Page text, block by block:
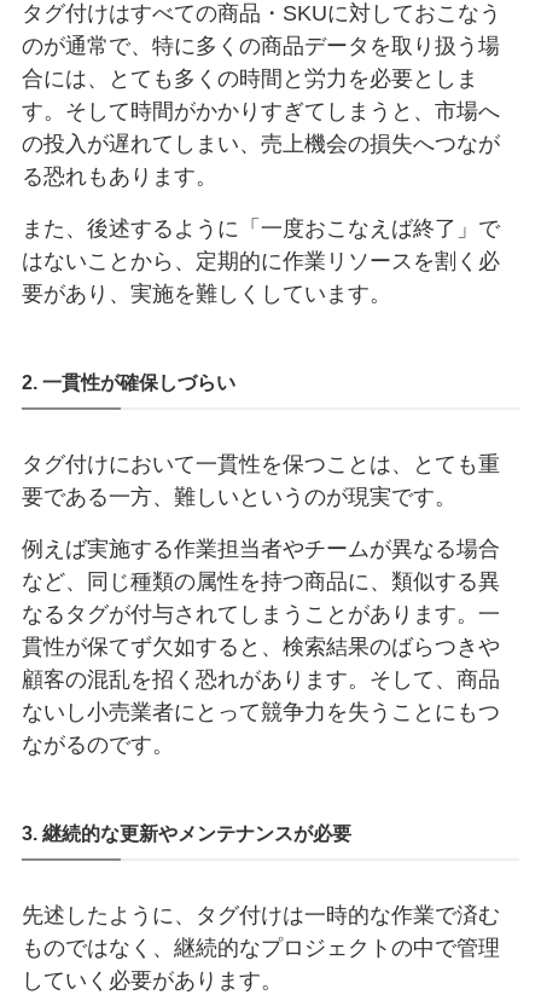
タグ付けはすべての商品・SKUに対しておこなう
のが通常で、特に多くの商品データを取り扱う場
合には、とても多くの時間と労力を必要としま
す。そして時間がかかりすぎてしまうと、市場へ
の投入が遅れてしまい、売上機会の損失へつなが
る恐れもあります。
また、後述するように「一度おこなえば終了」で
はないことから、定期的に作業リソースを割く必
要があり、実施を難しくしています。
2. 一貫性が確保しづらい
タグ付けにおいて一貫性を保つことは、とても重
要である一方、難しいというのが現実です。
例えば実施する作業担当者やチームが異なる場合
など、同じ種類の属性を持つ商品に、類似する異
なるタグが付与されてしまうことがあります。一
貫性が保てず欠如すると、検索結果のばらつきや
顧客の混乱を招く恐れがあります。そして、商品
ないし小売業者にとって競争力を失うことにもつ
ながるのです。
3. 継続的な更新やメンテナンスが必要
先述したように、タグ付けは一時的な作業で済む
ものではなく、継続的なプロジェクトの中で管理
していく必要があります。